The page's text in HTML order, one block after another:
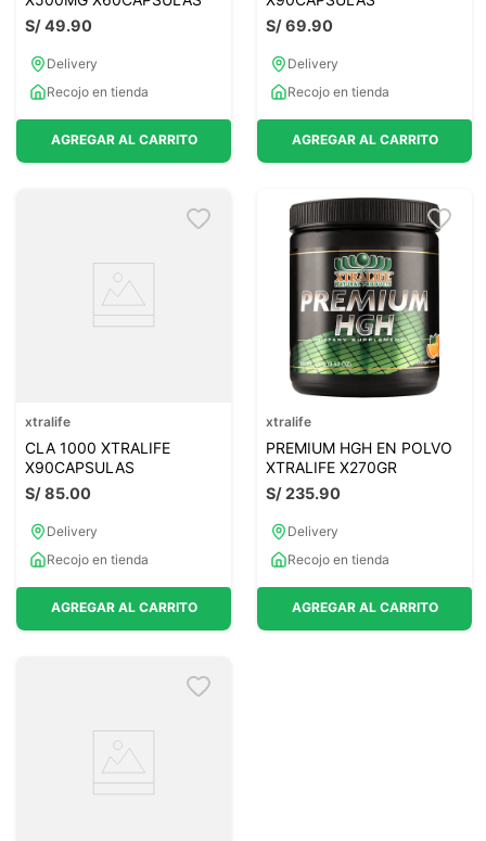
S/49.90
Delivery
Recojo en tienda
AGREGAR AL CARRITO
S/69.90
Delivery
Recojo en tienda
AGREGAR AL CARRITO
xtralife
CLA 1000 XTRALIFE
X90CAPSULAS
S/85.00
Delivery
Recojo en tienda
AGREGAR AL CARRITO
xtralife
PREMIUM HGH EN POLVO
XTRALIFE X270GR
S/235.90
Delivery
Recojo en tienda
AGREGAR AL CARRITO